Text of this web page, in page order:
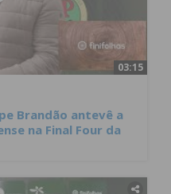
03:15
Brandão antevê a
na Final Four da